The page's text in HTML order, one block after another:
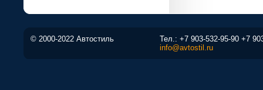
© 2000-2022 Автостиль Тел.: +7 903-532-95-90 +7
info@avtostil.ru